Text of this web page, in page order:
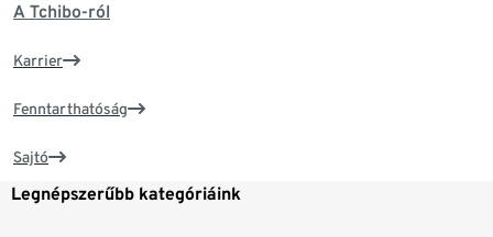
A Tchibo-ról
Karrier
Fenntarthatóság
Sajtó
Legnépszerűbb kategóriáink